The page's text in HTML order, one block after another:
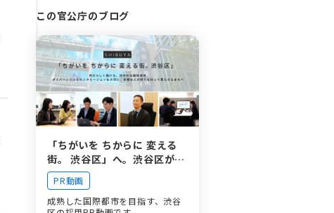
この官公庁のブログ
「ちがいを ちからに 変える
街。 渋谷区」へ。渋谷区が目
指す国際都市としての在り方
と、自分らしく働く職員の姿
とは
PR動画
成熟した国際都市を目指す、渋谷